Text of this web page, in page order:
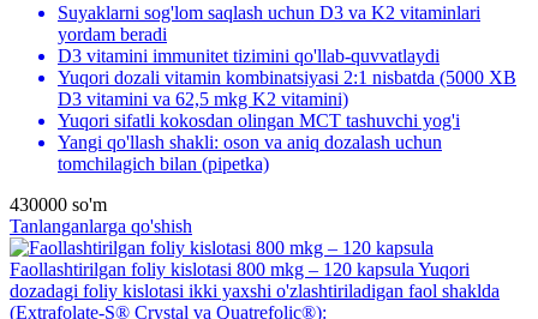
Suyaklarni sog'lom saqlash uchun D3 va K2 vitaminlari
yordam beradi
D3 vitamini immunitet tizimini qo'llab-quvvatlaydi
Yuqori dozali vitamin kombinatsiyasi 2:1 nisbatda (5000 XB
D3 vitamini va 62,5 mkg K2 vitamini)
Yuqori sifatli kokosdan olingan MCT tashuvchi yog'i
Yangi qo'llash shakli: oson va aniq dozalash uchun
tomchilagich bilan (pipetka)
430000 so'm
Tanlanganlarga qo'shish
Faollashtirilgan foliy kislotasi 800 mkg – 120 kapsula Yuqori
dozadagi foliy kislotasi ikki yaxshi o'zlashtiriladigan faol shaklda
(Extrafolate-S® Crystal va Quatrefolic®):